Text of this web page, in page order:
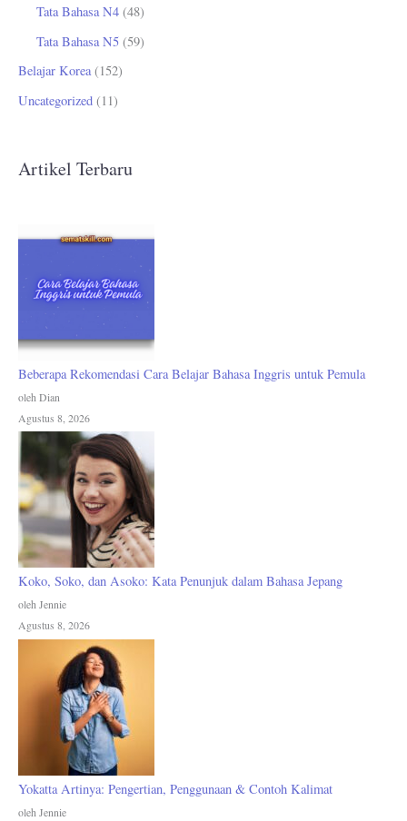
Tata Bahasa N4 (48)
Tata Bahasa N5 (59)
Belajar Korea(152)
Uncategorized (11)
Artikel Terbaru
Beberapa Rekomendasi Cara Belajar Bahasa Inggris untuk Pemula
oleh Dian
Agustus 8, 2026
Koko, Soko, dan Asoko: Kata Penunjuk dalam Bahasa Jepang
oleh Jennie
Agustus 8, 2026
Yokatta Artinya: Pengertian, Penggunaan & Contoh Kalimat
oleh Jennie